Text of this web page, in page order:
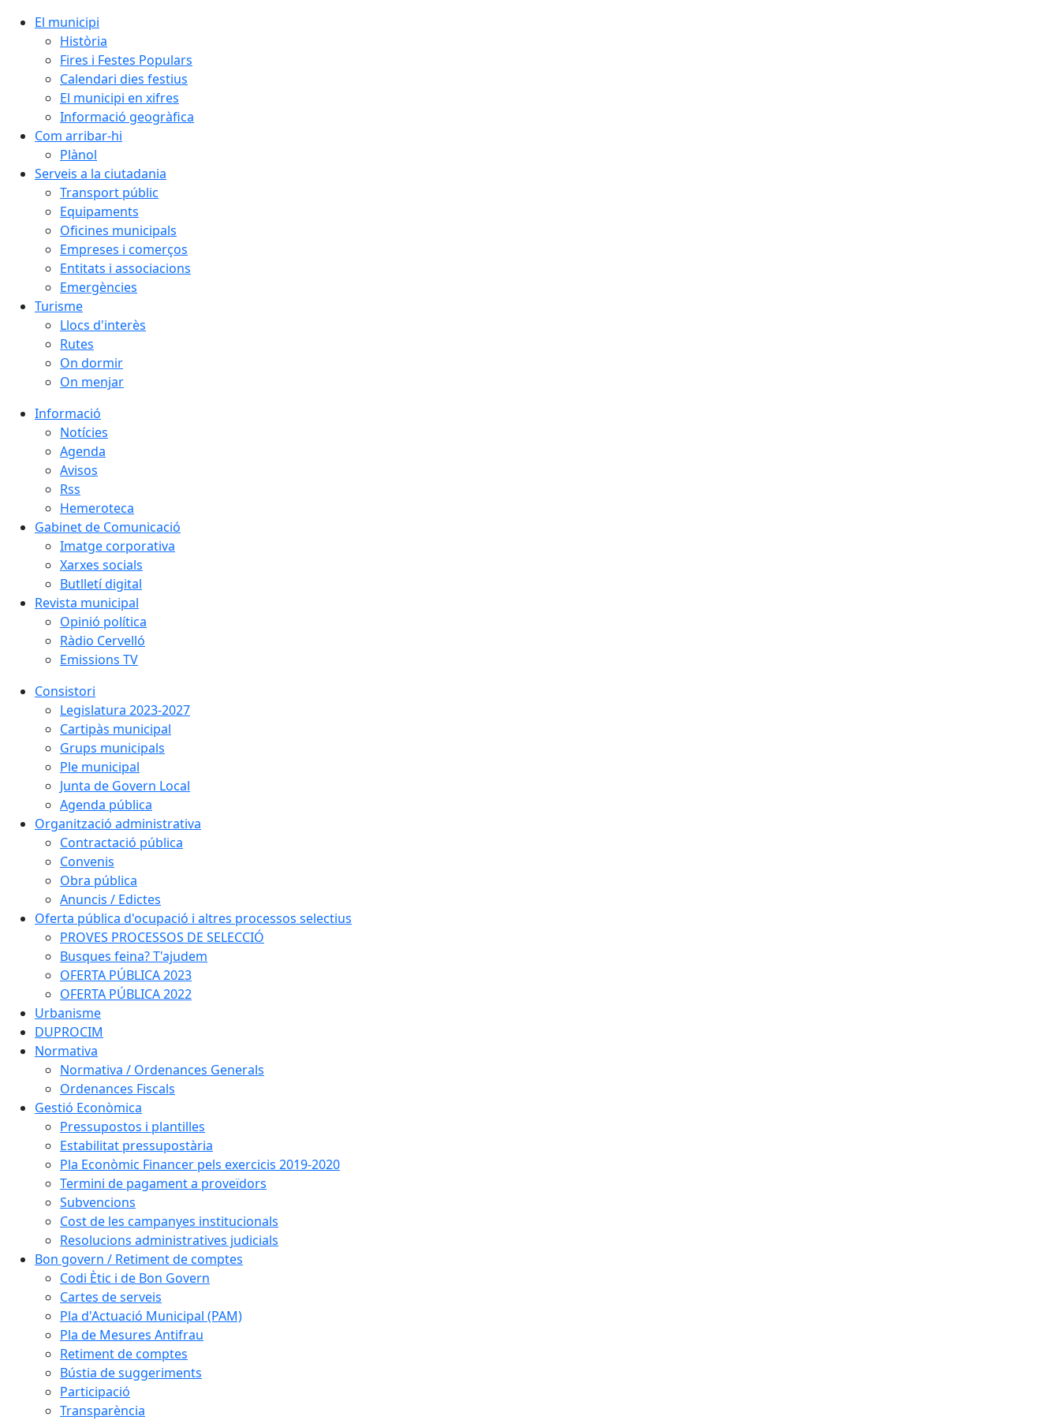
El municipi
Història
Fires i Festes Populars
Calendari dies festius
El municipi en xifres
Informació geogràfica
Com arribar-hi
Plànol
Serveis a la ciutadania
Transport públic
Equipaments
Oficines municipals
Empreses i comerços
Entitats i associacions
Emergències
Turisme
Llocs d'interès
Rutes
On dormir
On menjar
Informació
Notícies
Agenda
Avisos
Rss
Hemeroteca
Gabinet de Comunicació
Imatge corporativa
Xarxes socials
Butlletí digital
Revista municipal
Opinió política
Ràdio Cervelló
Emissions TV
Consistori
Legislatura 2023-2027
Cartipàs municipal
Grups municipals
Ple municipal
Junta de Govern Local
Agenda pública
Organització administrativa
Contractació pública
Convenis
Obra pública
Anuncis / Edictes
Oferta pública d'ocupació i altres processos selectius
PROVES PROCESSOS DE SELECCIÓ
Busques feina? T'ajudem
OFERTA PÚBLICA 2023
OFERTA PÚBLICA 2022
Urbanisme
DUPROCIM
Normativa
Normativa / Ordenances Generals
Ordenances Fiscals
Gestió Econòmica
Pressupostos i plantilles
Estabilitat pressupostària
Pla Econòmic Financer pels exercicis 2019-2020
Termini de pagament a proveïdors
Subvencions
Cost de les campanyes institucionals
Resolucions administratives judicials
Bon govern / Retiment de comptes
Codi Ètic i de Bon Govern
Cartes de serveis
Pla d'Actuació Municipal (PAM)
Pla de Mesures Antifrau
Retiment de comptes
Bústia de suggeriments
Participació
Transparència